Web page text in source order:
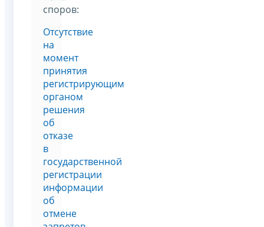
споров:
Отсутствие
на
момент
принятия
регистрирующим
органом
решения
об
отказе
в
государственной
регистрации
информации
об
отмене